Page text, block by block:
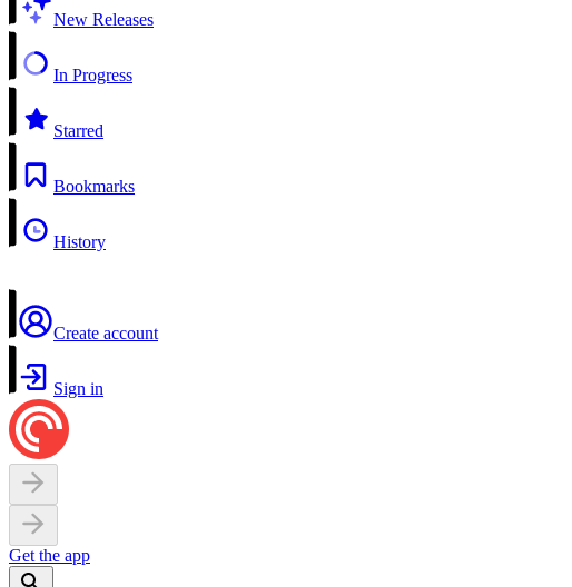
New Releases
In Progress
Starred
Bookmarks
History
Create account
Sign in
Get the app